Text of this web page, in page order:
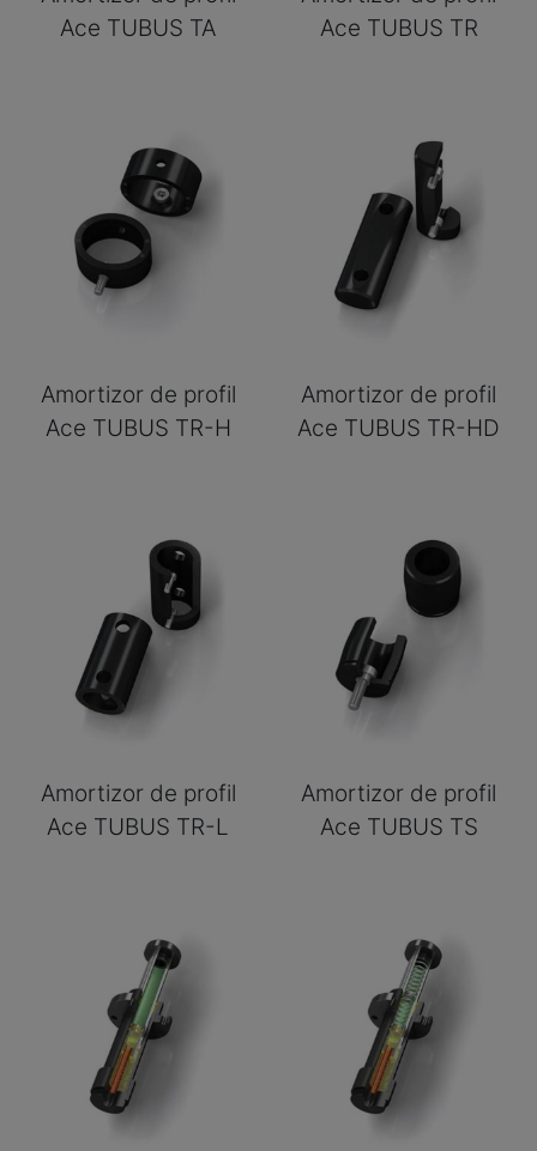
Ace TUBUS TA
Ace TUBUS TR
Amortizor de profil
Ace TUBUS TR-H
Amortizor de profil
Ace TUBUS TR-HD
Amortizor de profil
Ace TUBUS TR-L
Amortizor de profil
Ace TUBUS TS